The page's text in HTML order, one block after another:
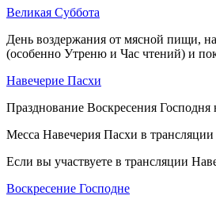
Великая Суббота
День воздержания от мясной пищи,
(особенно Утреню и Час чтений) и
Навечерие Пасхи
Празднование Воскресения
Месса Навечерия Пасхи в
Если вы участвуете в трансляции
Воскресение Господне